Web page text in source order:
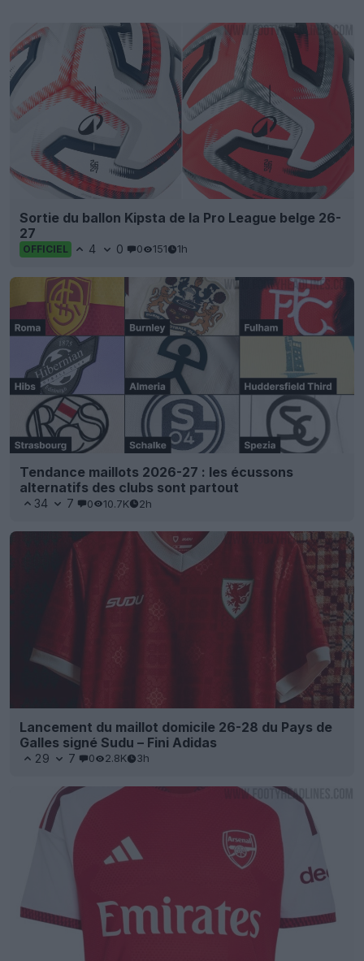
Sortie du ballon Kipsta de la Pro League belge 26-
27
OFFICIEL 4 0 0 151 1h
Tendance maillots 2026-27 : les écussons
alternatifs des clubs sont partout
34 7 0 10.7K 2h
Lancement du maillot domicile 26-28 du Pays de
Galles signé Sudu – Fini Adidas
29 7 0 2.8K 3h